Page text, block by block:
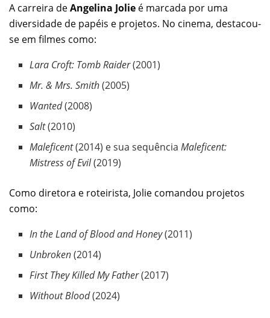
A carreira deAngelina Jolie é marcada por uma
diversidade de papéis e projetos. No cinema, destacou-
se em filmes como:
Lara Croft: Tomb Raider(2001)
Mr. & Mrs. Smith(2005)
Wanted(2008)
Salt(2010)
Maleficent(2014) e sua sequênciaMaleficent:
Mistress of Evil(2019)
Como diretora e roteirista, Jolie comandou projetos
como:
In the Land of Blood and Honey(2011)
Unbroken(2014)
First They Killed My Father(2017)
Without Blood(2024)